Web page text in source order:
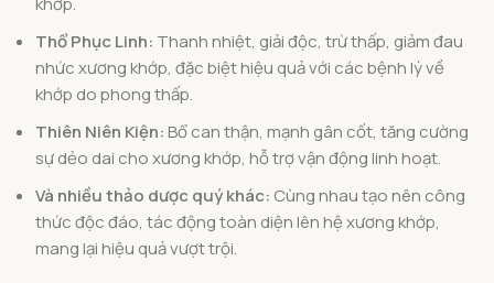
Thổ Phục Linh: Thanh nhiệt, giải độc, trừ thấp, giảm đau
nhức xương khớp, đặc biệt hiệu quả với các bệnh lý về
khớp do phong thấp.
Thiên Niên Kiện: Bổ can thận, mạnh gân cốt, tăng cường
sự dẻo dai cho xương khớp, hỗ trợ vận động linh hoạt.
Và nhiều thảo dược quý khác: Cùng nhau tạo nên công
thức độc đáo, tác động toàn diện lên hệ xương khớp,
mang lại hiệu quả vượt trội.